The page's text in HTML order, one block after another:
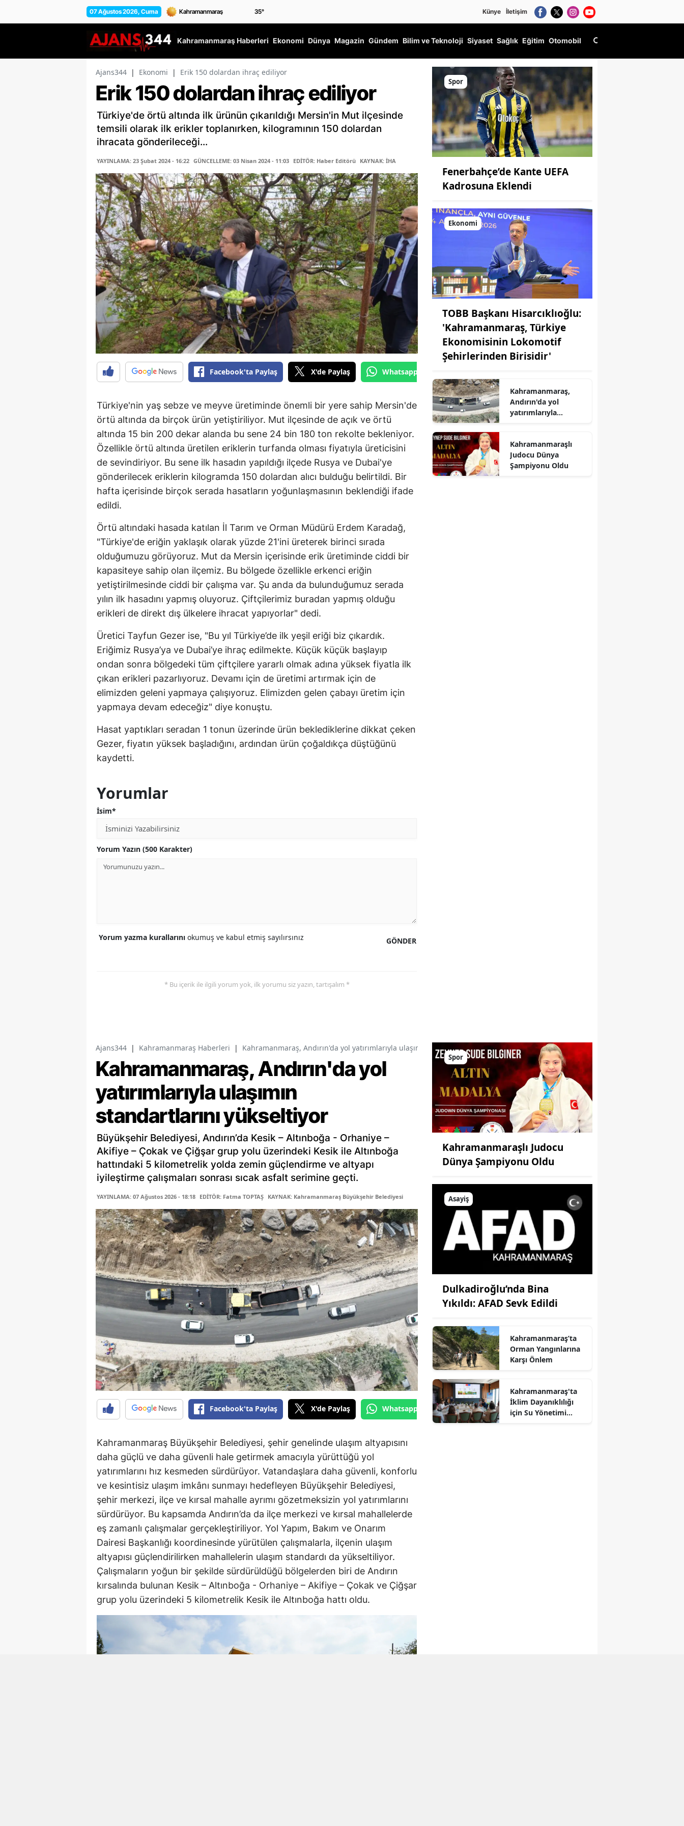
07 Ağustos 2026, Cuma 35° Künye İletişim
Kahramanmaraş Haberleri Ekonomi Dünya Magazin Gündem Bilim ve Teknoloji Siyaset Sağlık Eğitim Otomobil
Ajans344 | Ekonomi | Erik 150 dolardan ihraç ediliyor
Erik 150 dolardan ihraç ediliyor
Türkiye'de örtü altında ilk ürünün çıkarıldığı Mersin'in Mut ilçesinde
temsili olarak ilk erikler toplanırken, kilogramının 150 dolardan
ihracata gönderileceği...
YAYINLAMA: 23 Şubat 2024 - 16:22 GÜNCELLEME: 03 Nisan 2024 - 11:03 EDİTÖR: Haber Editörü KAYNAK: İHA
Facebook'ta Paylaş X'de Paylaş Whatsapp'tan Gönder
Türkiye'nin yaş sebze ve meyve üretiminde önemli bir yere sahip Mersin'de
örtü altında da birçok ürün yetiştiriliyor. Mut ilçesinde de açık ve örtü
altında 15 bin 200 dekar alanda bu sene 24 bin 180 ton rekolte bekleniyor.
Özellikle örtü altında üretilen eriklerin turfanda olması fiyatıyla üreticisini
de sevindiriyor. Bu sene ilk hasadın yapıldığı ilçede Rusya ve Dubai'ye
gönderilecek eriklerin kilogramda 150 dolardan alıcı bulduğu belirtildi. Bir
hafta içerisinde birçok serada hasatların yoğunlaşmasının beklendiği ifade
edildi.
Örtü altındaki hasada katılan İl Tarım ve Orman Müdürü Erdem Karadağ,
"Türkiye'de eriğin yaklaşık olarak yüzde 21'ini üreterek birinci sırada
olduğumuzu görüyoruz. Mut da Mersin içerisinde erik üretiminde ciddi bir
kapasiteye sahip olan ilçemiz. Bu bölgede özellikle erkenci eriğin
yetiştirilmesinde ciddi bir çalışma var. Şu anda da bulunduğumuz serada
yılın ilk hasadını yapmış oluyoruz. Çiftçilerimiz buradan yapmış olduğu
erikleri de direkt dış ülkelere ihracat yapıyorlar" dedi.
Üretici Tayfun Gezer ise, "Bu yıl Türkiye’de ilk yeşil eriği biz çıkardık.
Eriğimiz Rusya’ya ve Dubai’ye ihraç edilmekte. Küçük küçük başlayıp
ondan sonra bölgedeki tüm çiftçilere yararlı olmak adına yüksek fiyatla ilk
çıkan erikleri pazarlıyoruz. Devamı için de üretimi artırmak için de
elimizden geleni yapmaya çalışıyoruz. Elimizden gelen çabayı üretim için
yapmaya devam edeceğiz" diye konuştu.
Hasat yaptıkları seradan 1 tonun üzerinde ürün beklediklerine dikkat çeken
Gezer, fiyatın yüksek başladığını, ardından ürün çoğaldıkça düştüğünü
kaydetti.
Yorumlar
İsim*
Yorum Yazın (500 Karakter)
GÖNDER
Yorum yazma kurallarını okumuş ve kabul etmiş sayılırsınız
* Bu içerik ile ilgili yorum yok, ilk yorumu siz yazın, tartışalım *
Spor
Fenerbahçe’de Kante UEFA
Kadrosuna Eklendi
Ekonomi
TOBB Başkanı Hisarcıklıoğlu:
'Kahramanmaraş, Türkiye
Ekonomisinin Lokomotif
Şehirlerinden Birisidir'
Kahramanmaraş,
Andırın'da yol
yatırımlarıyla
yükseltiyor
Kahramanmaraşlı
Judocu Dünya
Şampiyonu Oldu
Ajans344 | Kahramanmaraş Haberleri | Kahramanmaraş, Andırın'da yol yatırımlarıyla ulaşımın standartlarını yükseltiyor
Kahramanmaraş, Andırın'da yol
yatırımlarıyla ulaşımın
standartlarını yükseltiyor
Büyükşehir Belediyesi, Andırın’da Kesik – Altınboğa - Orhaniye –
Akifiye – Çokak ve Çiğşar grup yolu üzerindeki Kesik ile Altınboğa
hattındaki 5 kilometrelik yolda zemin güçlendirme ve altyapı
iyileştirme çalışmaları sonrası sıcak asfalt serimine geçti.
YAYINLAMA: 07 Ağustos 2026 - 18:18 EDİTÖR: Fatma TOPTAŞ KAYNAK: Kahramanmaraş Büyükşehir Belediyesi
Facebook'ta Paylaş X'de Paylaş Whatsapp'tan Gönder
Kahramanmaraş Büyükşehir Belediyesi, şehir genelinde ulaşım altyapısını
daha güçlü ve daha güvenli hale getirmek amacıyla yürüttüğü yol
yatırımlarını hız kesmeden sürdürüyor. Vatandaşlara daha güvenli, konforlu
ve kesintisiz ulaşım imkânı sunmayı hedefleyen Büyükşehir Belediyesi,
şehir merkezi, ilçe ve kırsal mahalle ayrımı gözetmeksizin yol yatırımlarını
sürdürüyor. Bu kapsamda Andırın’da da ilçe merkezi ve kırsal mahallelerde
eş zamanlı çalışmalar gerçekleştiriliyor. Yol Yapım, Bakım ve Onarım
Dairesi Başkanlığı koordinesinde yürütülen çalışmalarla, ilçenin ulaşım
altyapısı güçlendirilirken mahallelerin ulaşım standardı da yükseltiliyor.
Çalışmaların yoğun bir şekilde sürdürüldüğü bölgelerden biri de Andırın
kırsalında bulunan Kesik – Altınboğa - Orhaniye – Akifiye – Çokak ve Çiğşar
grup yolu üzerindeki 5 kilometrelik Kesik ile Altınboğa hattı oldu.
Spor
Kahramanmaraşlı Judocu
Dünya Şampiyonu Oldu
Asayiş
Dulkadiroğlu’nda Bina
Yıkıldı: AFAD Sevk Edildi
Kahramanmaraş’ta
Orman Yangınlarına
Karşı Önlem
Kahramanmaraş'ta
İklim Dayanıklılığı
için Su Yönetimi